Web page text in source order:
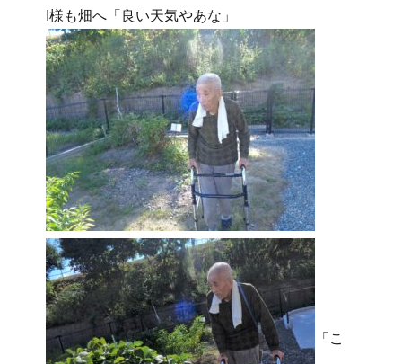
I様も畑へ「良い天気やあな」
「こ